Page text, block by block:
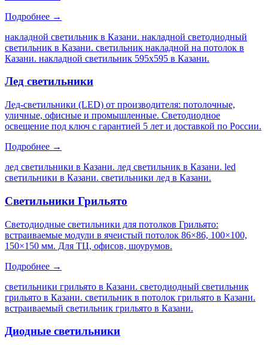
Подробнее →
накладной светильник в Казани. накладной светодиодный
светильник в Казани. светильник накладной на потолок в
Казани. накладной светильник 595х595 в Казани.
Лед светильники
Лед-светильники (LED) от производителя: потолочные,
уличные, офисные и промышленные. Светодиодное
освещение под ключ с гарантией 5 лет и доставкой по России.
Подробнее →
лед светильники в Казани. лед светильник в Казани. led
светильники в Казани. светильники лед в Казани.
Светильники Грильято
Светодиодные светильники для потолков Грильято:
встраиваемые модули в ячеистый потолок 86×86, 100×100,
150×150 мм. Для ТЦ, офисов, шоурумов.
Подробнее →
светильники грильято в Казани. светодиодный светильник
грильято в Казани. светильник в потолок грильято в Казани.
встраиваемый светильник грильято в Казани.
Диодные светильники